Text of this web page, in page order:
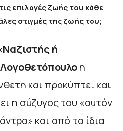
επιλογές ζωής του κάθε
στιγμές της ζωής του;
ή
Λογοθετόπουλοη
και προκύπτει και
η σύζυγος του «αυτόν
και από τα ίδια